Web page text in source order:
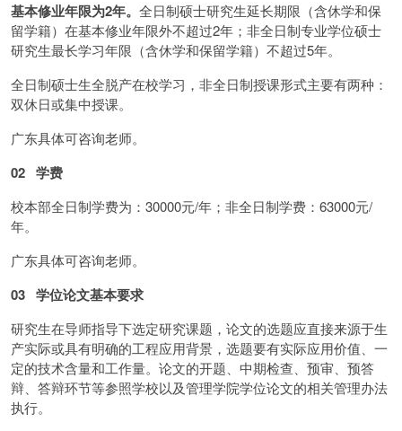
基本修业年限为2年。 全日制硕士研究生延长期限（含休学和保
留学籍）在基本修业年限外不超过2年；非全日制专业学位硕士
研究生最长学习年限（含休学和保留学籍）不超过5年。
全日制硕士生全脱产在校学习，非全日制授课形式主要有两种：
双休日或集中授课。
广东具体可咨询老师。
02 学费
校本部全日制学费为：30000元/年；非全日制学费：63000元/
年。
广东具体可咨询老师。
03 学位论文基本要求
研究生在导师指导下选定研究课题，论文的选题应直接来源于生
产实际或具有明确的工程应用背景，选题要有实际应用价值、一
定的技术含量和工作量。论文的开题、中期检查、预审、预答
辩、答辩环节等参照学校以及管理学院学位论文的相关管理办法
执行。